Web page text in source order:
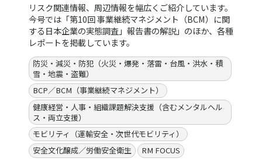
リスク関連情報、周辺情報を幅広くご紹介しています。
今号では「第10回 事業継続マネジメント（BCM）に関
する日本企業の実態調査」報告書の解説」のほか、各種
レポートを掲載しています。
防災・減災・防犯（火災・爆発・落雷・台風・洪水・積
雪・地震・盗難）
BCP／BCM（事業継続マネジメント）
健康経営・人事・組織課題解決支援（含むメンタルヘル
ス・両立支援）
モビリティ（運輸安全・次世代モビリティ）
安全文化醸成／労働安全衛生
RM FOCUS